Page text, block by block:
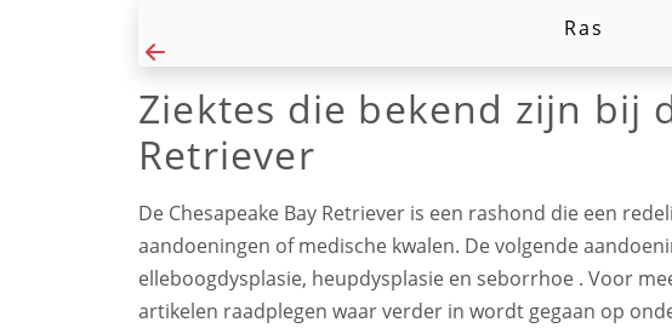
Ras
Ziektes die bekend zijn bij
Retriever
De Chesapeake Bay Retriever is een rashond die een
aandoeningen of medische kwalen. De volgende
elleboogdysplasie, heupdysplasie en seborrhoe . Voor
artikelen raadplegen waar verder in wordt gegaan op